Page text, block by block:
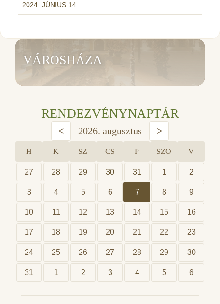
2024. JÚNIUS 14.
VÁROSHÁZA
RENDEZVÉNYNAPTÁR
< 2026. augusztus >
H K SZ CS P SZO V
27 28 29 30 31 1 2
3 4 5 6 7 8 9
10 11 12 13 14 15 16
17 18 19 20 21 22 23
24 25 26 27 28 29 30
31 1 2 3 4 5 6